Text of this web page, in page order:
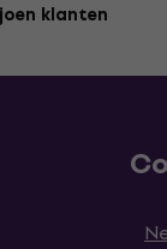
klanten